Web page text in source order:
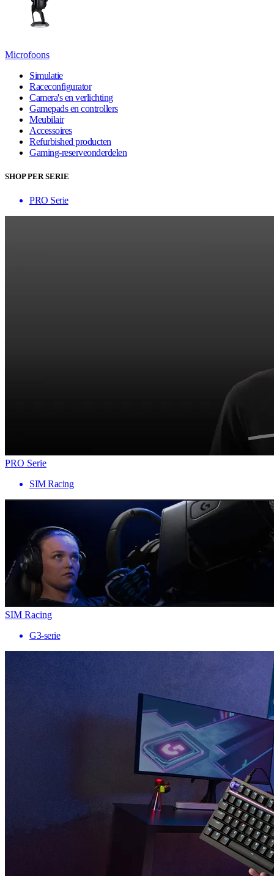
Microfoons
Simulatie
Raceconfigurator
Camera's en verlichting
Gamepads en controllers
Meubilair
Accessoires
Refurbished producten
Gaming-reserveonderdelen
SHOP PER SERIE
PRO Serie
PRO Serie
SIM Racing
SIM Racing
G3-serie